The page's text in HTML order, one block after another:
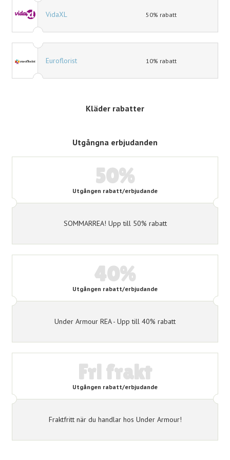
VidaXL 50% rabatt
Euroflorist 10% rabatt
Kläder rabatter
Utgångna erbjudanden
50%
Utgången rabatt/erbjudande
SOMMARREA! Upp till 50% rabatt
40%
Utgången rabatt/erbjudande
Under Armour REA - Upp till 40% rabatt
Fri frakt
Utgången rabatt/erbjudande
Fraktfritt när du handlar hos Under Armour!